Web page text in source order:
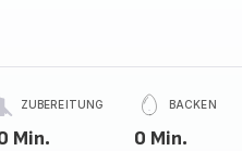
ZUBEREITUNG
Min.
BACKEN
0 Min.